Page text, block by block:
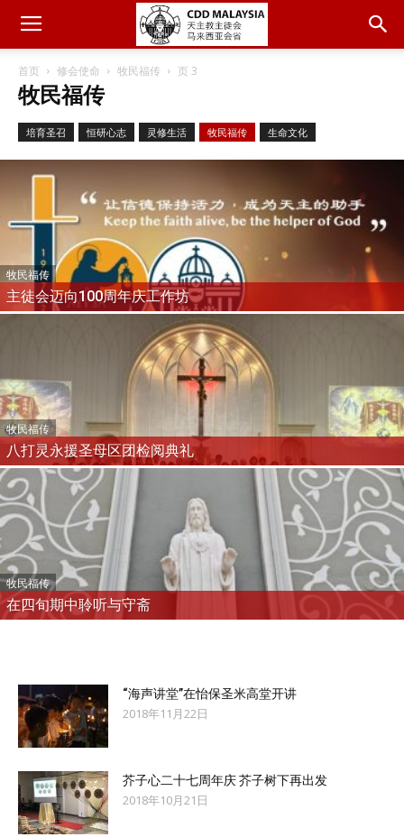
首页 修会使命 牧民福传 页 3
牧民福传
培育圣召 恒研心志 灵修生活 牧民福传 生命文化
牧民福传
主徒会迈向100周年庆工作坊
牧民福传
八打灵永援圣母区团检阅典礼
牧民福传
在四旬期中聆听与守斋
“海声讲堂”在怡保圣米高堂开讲
2018年11月22日
芥子心二十七周年庆 芥子树下再出发
2018年10月21日